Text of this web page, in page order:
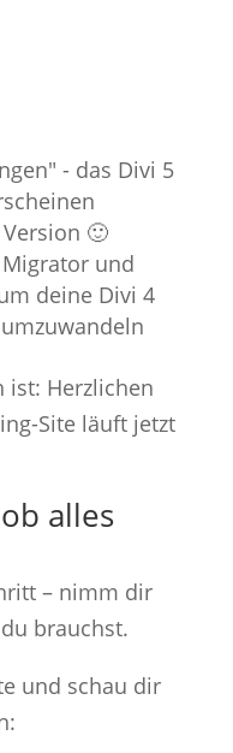
- das Divi 5
🙂
und
deine Divi 4
ist: Herzlichen
Site läuft jetzt
alles
– nimm dir
brauchst.
und schau dir